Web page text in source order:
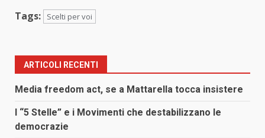
Tags: Scelti per voi
ARTICOLI RECENTI
Media freedom act, se a Mattarella tocca insistere
I “5 Stelle” e i Movimenti che destabilizzano le
democrazie